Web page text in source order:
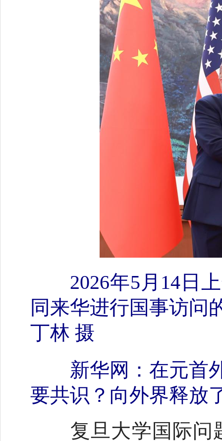
2026年5月14日
同来华进行国事访问
丁林 摄
新华网：在元首
要共识？向外界释放
复旦大学国际